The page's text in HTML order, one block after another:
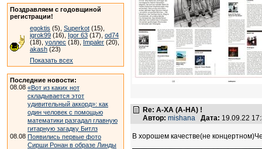
Поздравляем с годовщиной
регистрации!
egoktis (5), Superkot (15),
igrok99 (16), Igor 63 (17), od74
(18), уоллес (18), Impaler (20),
akash (23)
Показать всех
Последние новости:
08.08 «Вот из каких нот
складывается этот
удивительный аккорд»: как
один человек с помощью
математики разгадал главную
гитарную загадку Битлз
08.08 Появились первые фото
Сирши Ронан в образе Линды
Re: А-ХА (A-HA) !
Автор: mishana Дата: 19.09.22
В хорошем качестве(не